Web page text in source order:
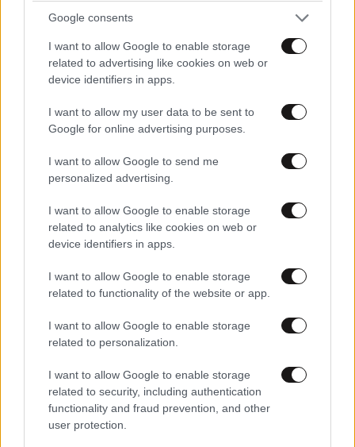
Google consents
I want to allow Google to enable storage
related to advertising like cookies on web or
device identifiers in apps.
I want to allow my user data to be sent to
Google for online advertising purposes.
I want to allow Google to send me
personalized advertising.
I want to allow Google to enable storage
related to analytics like cookies on web or
device identifiers in apps.
I want to allow Google to enable storage
related to functionality of the website or app.
I want to allow Google to enable storage
related to personalization.
I want to allow Google to enable storage
related to security, including authentication
functionality and fraud prevention, and other
user protection.
Στο δόγμα του Μεγάρου Μαξίμου για ενίσχυση της
συνεργασίας της κυβέρνησης με την Εκκλησία
έμαθα ότι χθες συναντήθηκε ο υφυπουργός Υγείας,
Αθηνών και την Ιερά Σύνοδο για την ίδρυση
επίκεντρο της συνάντησης βρέθηκε η συνεργασία
του υπουργείου Υγείας με την Εκκλησία για την
ίδρυση και λειτουργία 7 νέων μονάδων ολικής
φροντίδας ψυχικής υγείας για άτομα με άνοια.
Πρόκειται για μια καινοτόμο παρέμβαση στον χώρο
της μακροχρόνιας φροντίδας υγείας, καθώς οι νέου
τύπου αυτές δομές θα είναι πλήρως
αξιοποίηση πόρων του ΕΠΑ, θα προσφέρουν τις
υπηρεσίες τους απολύτως δωρεάν προς όλους τους
πολίτες και θα καλύπτουν ολιστικά τις ανάγκες των
ατόμων με άνοια.